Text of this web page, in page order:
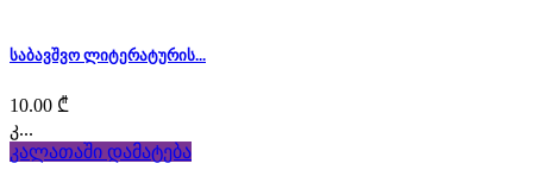
industry
heart
and
საბავშვო ლიტერატურის...
10.00 ₾
კ...
კალათაში დამატება